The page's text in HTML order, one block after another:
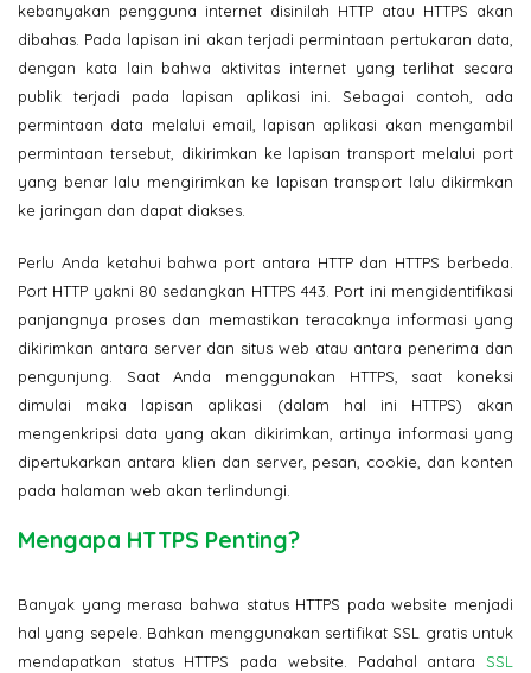
kebanyakan pengguna internet disinilah HTTP atau HTTPS akan
dibahas. Pada lapisan ini akan terjadi permintaan pertukaran data,
dengan kata lain bahwa aktivitas internet yang terlihat secara
publik terjadi pada lapisan aplikasi ini. Sebagai contoh, ada
permintaan data melalui email, lapisan aplikasi akan mengambil
permintaan tersebut, dikirimkan ke lapisan transport melalui port
yang benar lalu mengirimkan ke lapisan transport lalu dikirmkan
ke jaringan dan dapat diakses.
Perlu Anda ketahui bahwa port antara HTTP dan HTTPS berbeda.
Port HTTP yakni 80 sedangkan HTTPS 443. Port ini mengidentifikasi
panjangnya proses dan memastikan teracaknya informasi yang
dikirimkan antara server dan situs web atau antara penerima dan
pengunjung. Saat Anda menggunakan HTTPS, saat koneksi
dimulai maka lapisan aplikasi (dalam hal ini HTTPS) akan
mengenkripsi data yang akan dikirimkan, artinya informasi yang
dipertukarkan antara klien dan server, pesan, cookie, dan konten
pada halaman web akan terlindungi.
Mengapa HTTPS Penting?
Banyak yang merasa bahwa status HTTPS pada website menjadi
hal yang sepele. Bahkan menggunakan sertifikat SSL gratis untuk
mendapatkan status HTTPS pada website. Padahal antara SSL